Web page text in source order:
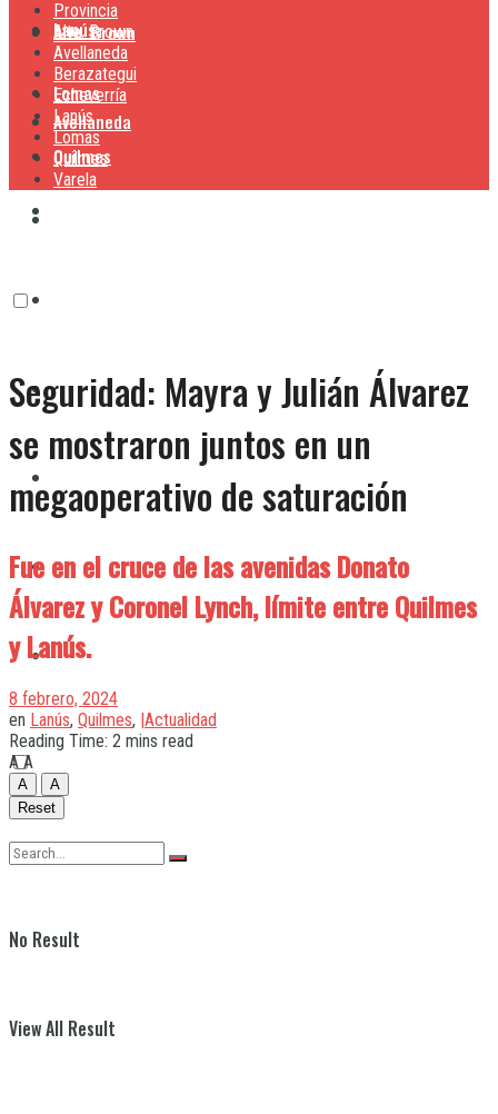
Lanús
Lomas
Quilmes
Alte. Brown
Avellaneda
Lanús
Quilmes
Varela
No Result
View All Result
Provincia
Alte. Brown
Avellaneda
Berazategui
Echeverría
Lanús
Lomas
Quilmes
Varela
Seguridad: Mayra y Julián Álvarez
se mostraron juntos en un
megaoperativo de saturación
Fue en el cruce de las avenidas Donato
Álvarez y Coronel Lynch, límite entre Quilmes
y Lanús.
8 febrero, 2024
en Lanús, Quilmes, |Actualidad
Reading Time: 2 mins read
A A
A
A
Reset